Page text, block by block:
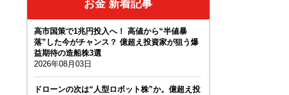
お金 新着記事
高市国策で1兆円投入へ！ 高値から“半値暴
落”した今がチャンス？ 億超え投資家が狙う爆
益期待の造船株3選
2026年08月03日
ドローンの次は“人型ロボット株”か。億超え投